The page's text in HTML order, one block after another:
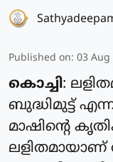
Published on: 03 Aug
കൊച്ചി:
ബുദ്ധിമുട്ട്
മാഷിന്റെ
ലളിതമായാണ്